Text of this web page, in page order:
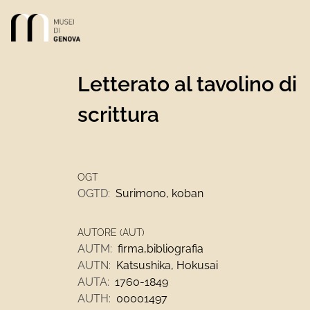
Link alla homepage
Letterato al tavolino di
scrittura
OGT
OGTD: Surimono, koban
AUTORE (AUT)
AUTM: firma,bibliografia
AUTN: Katsushika, Hokusai
AUTA: 1760-1849
AUTH: 00001497